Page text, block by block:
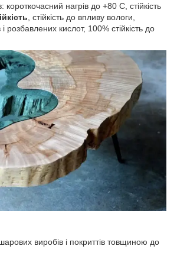
короткочасний нагрів до +80 С, стійкість
, стійкість до впливу вологи,
і розбавлених кислот, 100% стійкість до
виробів і покриттів товщиною до